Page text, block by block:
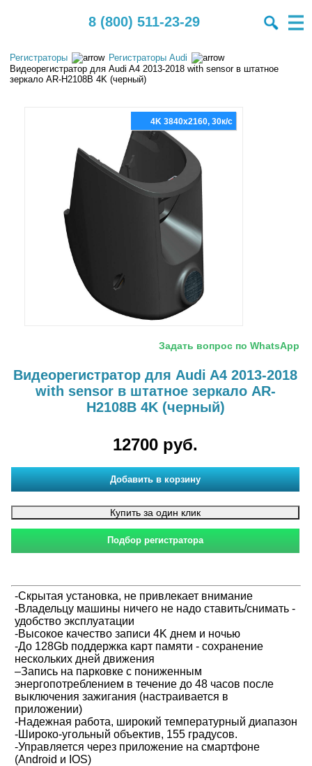
8 (800) 511-23-29
Регистраторы
Регистраторы Audi
Видеорегистратор для Audi A4 2013-2018 with sensor в штатное
зеркало AR-H2108B 4K (черный)
4K 3840x2160, 30к/с
Задать вопрос по WhatsApp
Видеорегистратор для Audi A4 2013-2018
with sensor в штатное зеркало AR-
H2108B 4K (черный)
12700 руб.
-Скрытая установка, не привлекает внимание
-Владельцу машины ничего не надо ставить/снимать -
удобство эксплуатации
-Высокое качество записи 4K днем и ночью
-До 128Gb поддержка карт памяти - сохранение
нескольких дней движения
–Запись на парковке с пониженным
энергопотреблением в течение до 48 часов после
выключения зажигания (настраивается в
приложении)
-Надежная работа, широкий температурный диапазон
-Широко-угольный объектив, 155 градусов.
-Управляется через приложение на смартфоне
(Android и IOS)